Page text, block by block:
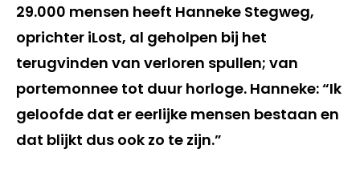
29.000 mensen heeft Hanneke Stegweg,
oprichter iLost, al geholpen bij het
terugvinden van verloren spullen; van
portemonnee tot duur horloge. Hanneke: “Ik
geloofde dat er eerlijke mensen bestaan en
dat blijkt dus ook zo te zijn.”